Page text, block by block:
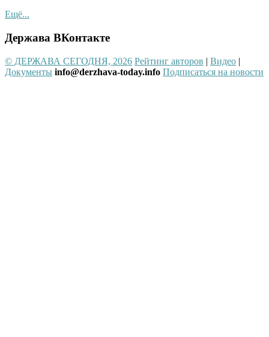
Ещё...
Держава ВКонтакте
© ДЕРЖАВА СЕГОДНЯ, 2026 Рейтинг авторов | Видео |
Документы info@derzhava-today.info Подписаться на новости